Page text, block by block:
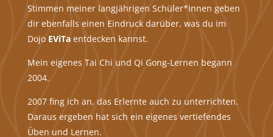
Stimmen meiner langjährigen Schüler*innen geben
dir ebenfalls einen Eindruck darüber, was du im
Dojo EViTaentdecken kannst.
Mein eigenes Tai Chi und Qi Gong-Lernen begann
2004.
2007 fing ich an, das Erlernte auch zu unterrichten.
Daraus ergeben hat sich ein eigenes vertiefendes
Üben und Lernen.